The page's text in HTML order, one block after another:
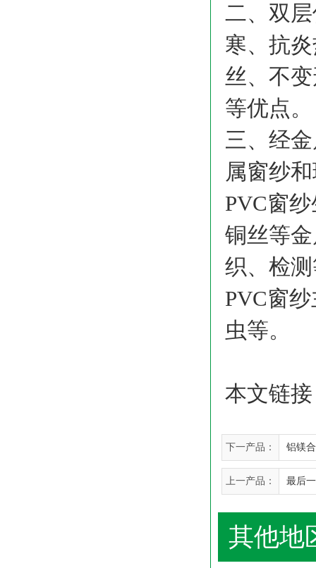
二、双
寒、抗
丝、不
等优点。
三、经
属窗纱
PVC窗
铜丝等
织、检
PVC窗
虫等。
本文链
下一产品： 铝镁
上一产品： 最后
其他地